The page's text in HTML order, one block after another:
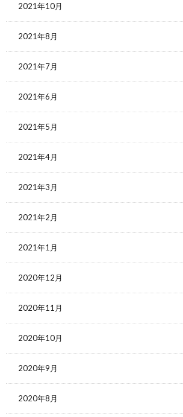
2021年10月
2021年8月
2021年7月
2021年6月
2021年5月
2021年4月
2021年3月
2021年2月
2021年1月
2020年12月
2020年11月
2020年10月
2020年9月
2020年8月